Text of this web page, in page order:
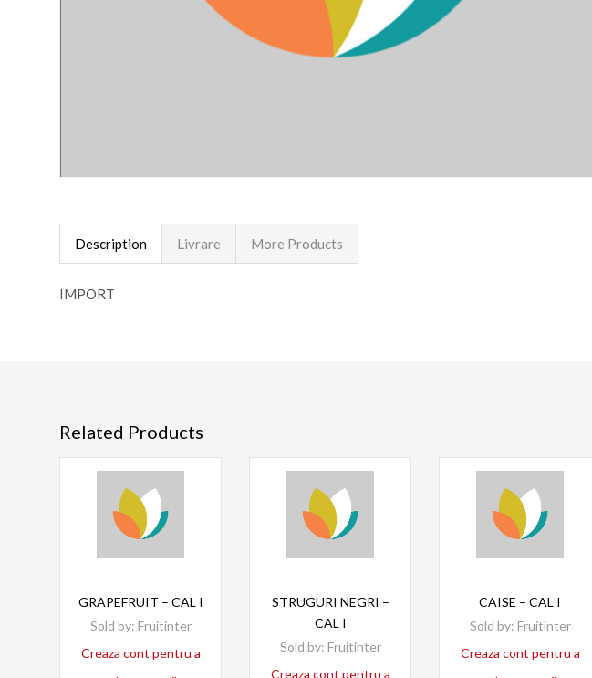
Description Livrare More Products
IMPORT
Related Products
GRAPEFRUIT – CAL I
Sold by: Fruitinter
Creaza cont pentru a
STRUGURI NEGRI –
CAL I
Sold by: Fruitinter
Creaza cont pentru a
CAISE – CAL I
Sold by: Fruitinter
Creaza cont pentru a